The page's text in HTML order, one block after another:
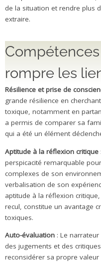
de la situation et rendre plus
extraire.
rompre les
Résilience et prise de
grande résilience en
toxique, notamment en
a permis de comparer sa
qui a été un élément
Aptitude à la réflexion critique
perspicacité remarquable
complexes de son
verbalisation de son
aptitude à la réflexion
recul, constitue un avantage
toxiques.
Auto-évaluation : Le
des jugements et des
reconsidérer sa propre